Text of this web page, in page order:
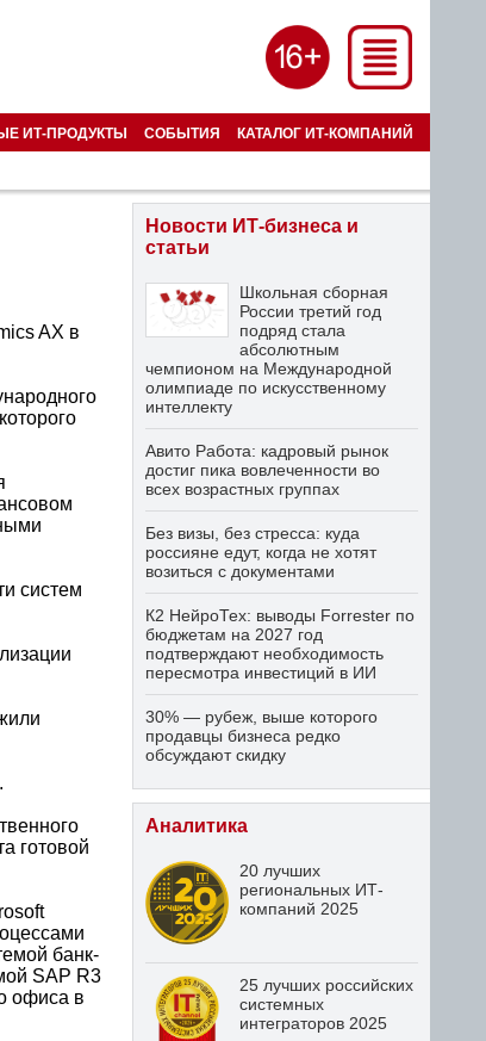
ИТ-ПРОДУКТЫ СОБЫТИЯ КАТАЛОГ ИТ-КОМПАНИЙ
AX в
систем
готовой
банк-
SAP R3
офиса в
Новости ИТ-бизнеса и
статьи
Школьная сборная
России третий год
подряд стала
абсолютным
чемпионом на Международной
олимпиаде по искусственному
интеллекту
Авито Работа: кадровый рынок
достиг пика вовлеченности во
всех возрастных группах
Без визы, без стресса: куда
россияне едут, когда не хотят
возиться с документами
К2 НейроТех: выводы Forrester по
бюджетам на 2027 год
подтверждают необходимость
пересмотра инвестиций в ИИ
30% — рубеж, выше которого
продавцы бизнеса редко
обсуждают скидку
Аналитика
20 лучших
региональных ИТ-
компаний 2025
25 лучших российских
системных
интеграторов 2025